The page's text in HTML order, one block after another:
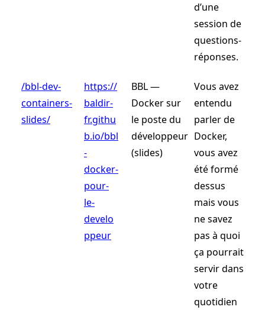
d’une
session de
questions-
réponses.
/bbl-dev-
containers-
slides/
https://
baldir-
fr.githu
b.io/bbl
-
docker-
pour-
le-
develo
ppeur
BBL —
Docker sur
le poste du
développeur
(slides)
Vous avez
entendu
parler de
Docker,
vous avez
été formé
dessus
mais vous
ne savez
pas à quoi
ça pourrait
servir dans
votre
quotidien